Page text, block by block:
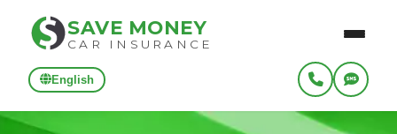
SAVE MONEY
CAR INSURANCE
English